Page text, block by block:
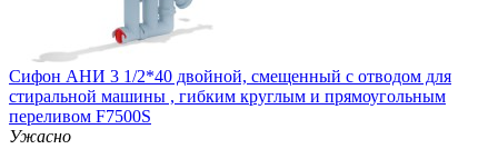
Cифон АНИ 3 1/2*40 двойной, смещенный с отводом для
стиральной машины , гибким круглым и прямоугольным
переливом F7500S
Ужасно